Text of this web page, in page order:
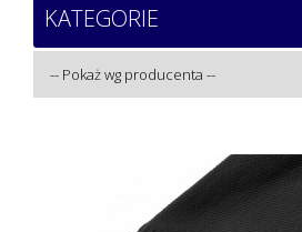
KATEGORIE